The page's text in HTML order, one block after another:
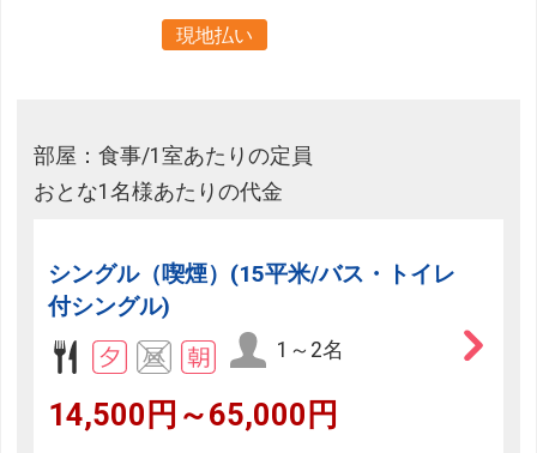
現地払い
部屋：食事/1室あたりの定員
おとな1名様あたりの代金
シングル（喫煙）(15平米/バス・トイレ
付シングル)
1～2名
14,500円～65,000円